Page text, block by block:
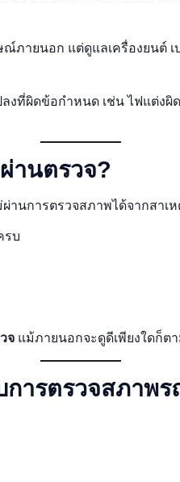
ภายนอก แต่ดูแลเครื่องยนต์
งที่ผิดข้อกำหนด เช่น ไฟแต่งผิ
านตรวจ?
นการตรวจสภาพได้จากสาเห
รบ
จแม้ภายนอกจะดูดีเพียงใดก็ต
การตรวจสภาพร